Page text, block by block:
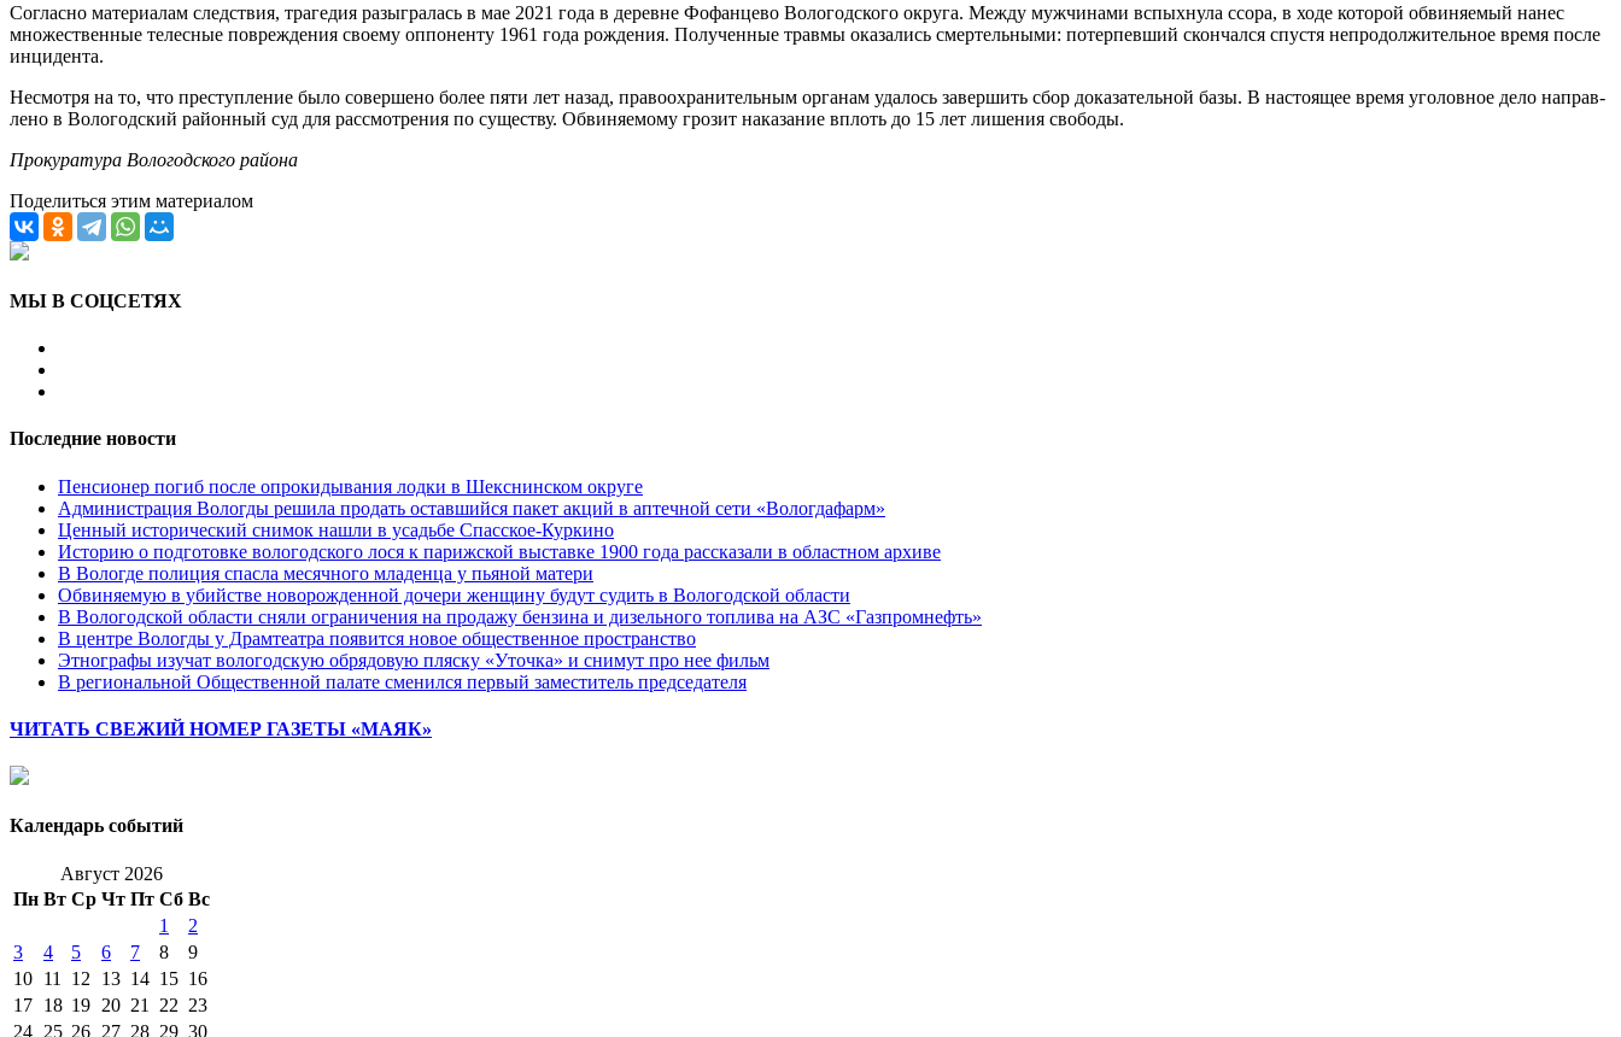
Согласно материалам следствия, трагедия разыгралась в мае 2021 года в деревне Фофанцево Вологодского округа. Между мужчинами вспыхнула ссора, в ходе которой обвиняемый нанес
множественные телесные повреждения своему оппоненту 1961 года рождения. Полу­ченные травмы оказались смертельными: потерпевший скончался спустя непродолжительное время после
инцидента.
Несмотря на то, что преступление было совершено более пяти лет назад, правоохранительным органам удалось завершить сбор доказательной базы. В настоящее время уголовное дело направ­
лено в Вологодский районный суд для рассмотрения по существу. Обвиняемому грозит наказание вплоть до 15 лет лишения свободы.
Прокуратура Вологодского района
Поделиться этим материалом
МЫ В СОЦСЕТЯХ
Последние новости
Пенсионер погиб после опрокидывания лодки в Шекснинском округе
Администрация Вологды решила продать оставшийся пакет акций в аптечной сети «Вологдафарм»
Ценный исторический снимок нашли в усадьбе Спасское-Куркино
Историю о подготовке вологодского лося к парижской выставке 1900 года рассказали в областном архиве
В Вологде полиция спасла месячного младенца у пьяной матери
Обвиняемую в убийстве новорожденной дочери женщину будут судить в Вологодской области
В Вологодской области сняли ограничения на продажу бензина и дизельного топлива на АЗС «Газпромнефть»
В центре Вологды у Драмтеатра появится новое общественное пространство
Этнографы изучат вологодскую обрядовую пляску «Уточка» и снимут про нее фильм
В региональной Общественной палате сменился первый заместитель председателя
ЧИТАТЬ СВЕЖИЙ НОМЕР ГАЗЕТЫ «МАЯК»
Календарь событий
Август 2026
Пн Вт Ср Чт Пт Сб Вс
1
2
3
4 5 6 7 8
9
10 11 12 13 14 15 16
17 18 19 20 21 22 23
24 25 26 27 28 29 30